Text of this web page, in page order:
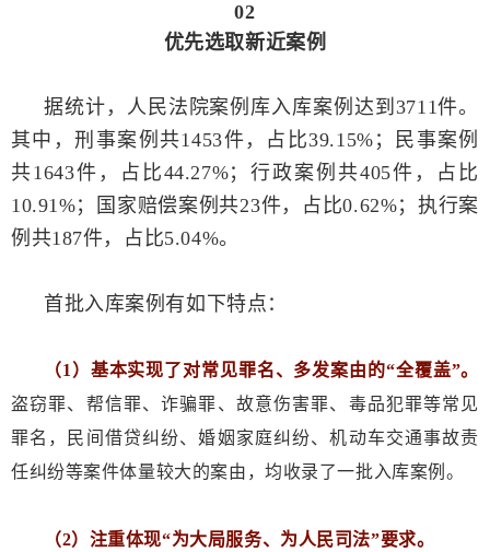
02
优先选取新近案例
据统计，人民法院案例库入库案例达到3711件。
其中，刑事案例共1453件，占比39.15%；民事案例
共1643件，占比44.27%；行政案例共405件，占比
10.91%；国家赔偿案例共23件，占比0.62%；执行案
例共187件，占比5.04%。
首批入库案例有如下特点：
（1）基本实现了对常见罪名、多发案由的“全覆盖”。
盗窃罪、帮信罪、诈骗罪、故意伤害罪、毒品犯罪等常见
罪名，民间借贷纠纷、婚姻家庭纠纷、机动车交通事故责
任纠纷等案件体量较大的案由，均收录了一批入库案例。
（2）注重体现“为大局服务、为人民司法”要求。